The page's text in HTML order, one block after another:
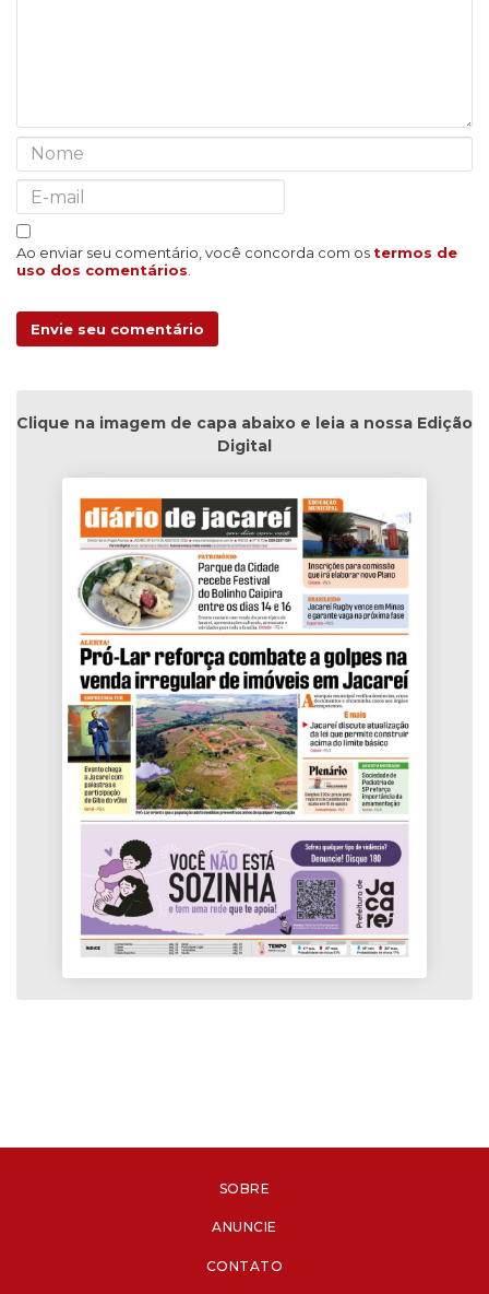
Ao enviar seu comentário, você concorda com os termos de
uso dos comentários
Envie seu comentário
Clique na imagem de capa abaixo e leia a nossa Edição
Digital
SOBRE
ANUNCIE
CONTATO